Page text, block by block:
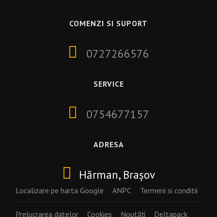
COMENZI SI SUPORT
0727266576
SERVICE
0754677157
ADRESA
Hărman, Brașov
Localizare pe harta Google ANPC Termeni si conditii
Prelucrarea datelor Cookies Noutăți Deltapack